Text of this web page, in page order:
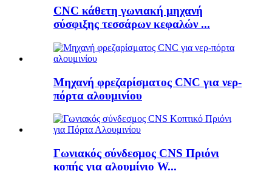
CNC κάθετη γωνιακή μηχανή
σύσφιξης τεσσάρων κεφαλών ...
Μηχανή φρεζαρίσματος CNC για νερ-
πόρτα αλουμινίου
Γωνιακός σύνδεσμος CNS Πριόνι
κοπής για αλουμίνιο W...